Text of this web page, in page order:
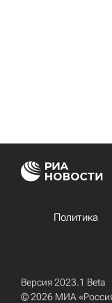
Политика
Версия 2023.1 Beta
© 2026 МИА